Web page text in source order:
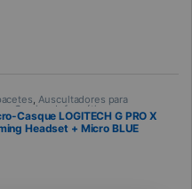
, Auscultadores para
Gaming Informática ,
,PROMOTIONS
Casque LOGITECH G PRO X
Headset + Micro BLUE